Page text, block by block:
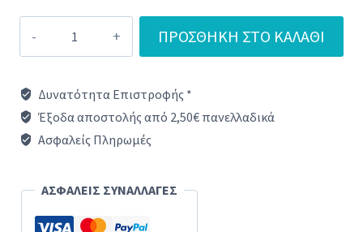
Induction
set
16/20/24
ΠΡΟΣΘΉΚΗ ΣΤΟ ΚΑΛΆΘΙ
Δυνατότητα Επιστροφής *
Έξοδα αποστολής από 2,50€ πανελλαδικά
Ασφαλείς Πληρωμές
ΑΣΦΑΛΕΙΣ ΣΥΝΑΛΛΑΓΕΣ